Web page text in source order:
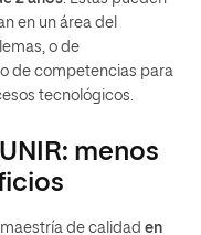
en un área del
o de
de competencias para
tecnológicos.
menos
de calidad en